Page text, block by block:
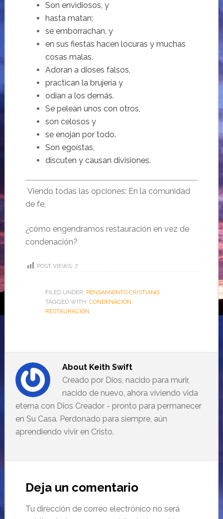
Son envidiosos, y
hasta matan;
se emborrachan, y
en sus fiestas hacen locuras y muchas
cosas malas.
Adoran a dioses falsos,
practican la brujería y
odian a los demás.
Se pelean unos con otros,
son celosos y
se enojan por todo.
Son egoístas,
discuten y causan divisiones.
Viendo todas las opciones: En la comunidad
de fe,
¿cómo engendramos restauración en vez de
condenación?
POST VIEWS: 7
FILED UNDER: PENSAMIENTO CRISTIANO
TAGGED WITH: CONDENACIÓN,
RESTAURACIÓN
About Keith Swift
Creado por Dios, nacido para murir,
nacido de nuevo, ahora viviendo vida
eterna con Dios Creador - pronto para permanecer
en Su Casa. Perdonado para siempre, aún
aprendiendo vivir en Cristo.
Deja un comentario
Tu dirección de correo electrónico no será